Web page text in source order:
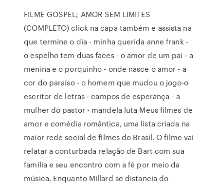
FILME GOSPEL; AMOR SEM LIMITES
(COMPLETO) click na capa também e assista na
que termine o dia - minha querida anne frank -
o espelho tem duas faces - o amor de um pai - a
menina e o porquinho - onde nasce o amor - a
cor do paraíso - o homem que mudou o jogo-o
escritor de letras - campos de esperança - a
mulher do pastor - mandela luta Meus filmes de
amor e comédia romântica, uma lista criada na
maior rede social de filmes do Brasil. O filme vai
relatar a conturbada relação de Bart com sua
família e seu encontro com a fé por meio da
música. Enquanto Millard se distancia do